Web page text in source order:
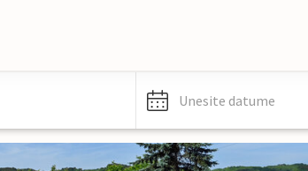
Unesite datume